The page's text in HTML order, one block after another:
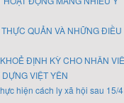
THỰC QUẢN VÀ NHỮNG ĐIỀU
ĐỊNH KỲ CHO NHÂN
VIỆT YÊN
hiện cách ly xã hội sau 15/4